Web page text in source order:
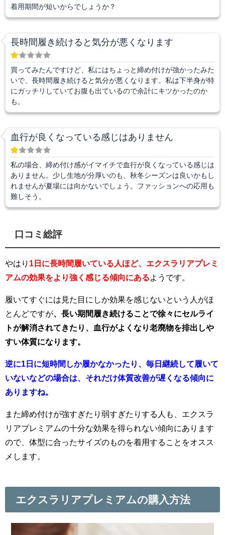
着用期間が短いからでしょうか？
長時間履き続けると気分が悪くなります
買ってみたんですけど、私にはちょっと締め付けが強かったみた
いで、長時間履き続けると気分が悪くなります。私は下半身が特
にガッチリしていてお腹も出ているので余計にキツかったのか
も。
血行が良くなっている感じはありません
私の場合、締め付け感がイマイチで血行が良くなっている感じは
ありません。少し生地が分厚いのも、秋冬シーズンは良いかもし
れませんが夏場には向かないでしょう。ファッションへの応用も
難しそう。
口コミ総評
やはり 1日に長時間履いている人ほど、エクスラリアプレミ
アムの効果をより強く感じる傾向にある ようです。
履いてすぐには見た目にしか効果を感じないという人がほ
とんどですが 、長い期間履き続けることで徐々にセルライ
トが解消されてきたり、血行がよくなり老廃物を排出しや
すい体質になります。
逆に1日に短時間しか履かなかったり、毎日継続して履いて
いないなどの場合は、それだけ体質改善が遅くなる傾向に
ありますね。
また締め付けが強すぎたり弱すぎたりする人も、エクスラ
リアプレミアムの十分な効果を得られない傾向にあります
ので、体型に合ったサイズのものを着用することをオスス
メします。
エクスラリアプレミアムの購入方法